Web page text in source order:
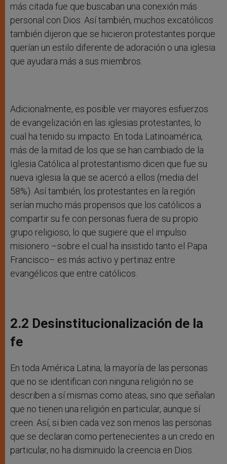
más citada fue que buscaban una conexión más
personal con Dios. Así también, muchos excatólicos
también dijeron que se hicieron protestantes porque
querían un estilo diferente de adoración o una iglesia
que ayudara más a sus miembros.
Adicionalmente, es posible ver mayores esfuerzos
de evangelización en las iglesias protestantes, lo
cual ha tenido su impacto. En toda Latinoamérica,
más de la mitad de los que se han cambiado de la
Iglesia Católica al protestantismo dicen que fue su
nueva iglesia la que se acercó a ellos (media del
58%). Así también, los protestantes en la región
serían mucho más propensos que los católicos a
compartir su fe con personas fuera de su propio
grupo religioso, lo que sugiere que el impulso
misionero –sobre el cual ha insistido tanto el Papa
Francisco– es más activo y pertinaz entre
evangélicos que entre católicos.
2.2 Desinstitucionalización de la
fe
En toda América Latina, la mayoría de las personas
que no se identifican con ninguna religión no se
describen a sí mismas como ateas, sino que señalan
que no tienen una religión en particular, aunque sí
creen. Así, si bien cada vez son menos las personas
que se declaran como pertenecientes a un credo en
particular, no ha disminuido la creencia en Dios.